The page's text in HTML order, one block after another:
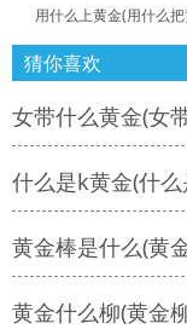
用什么上黄金(用什么
猜你喜欢
女带什么黄金(女
什么是k黄金(什
黄金棒是什么(黄
黄金什么柳(黄金